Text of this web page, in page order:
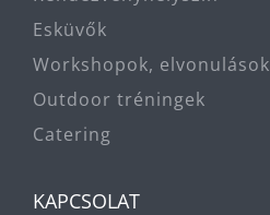
Esküvők
Workshopok, elvonulások
Outdoor tréningek
Catering
KAPCSOLAT